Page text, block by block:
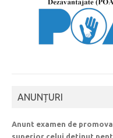
ANUNȚURI
Anunt examen de
superior celui detinut